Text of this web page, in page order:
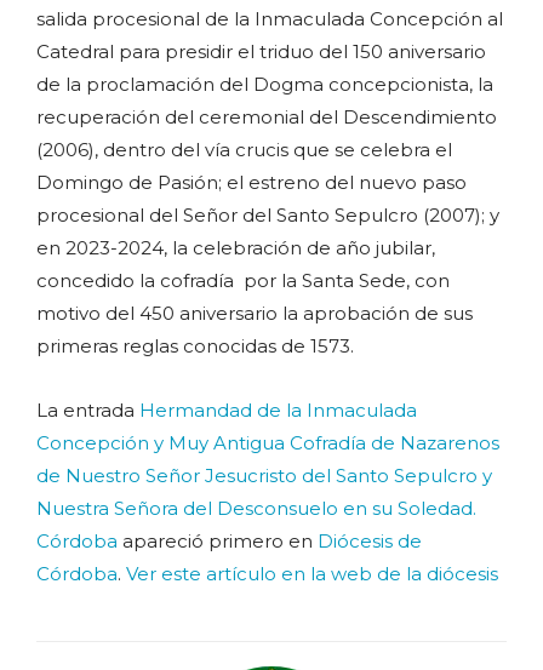
salida procesional de la Inmaculada Concepción al
Catedral para presidir el triduo del 150 aniversario
de la proclamación del Dogma concepcionista, la
recuperación del ceremonial del Descendimiento
(2006), dentro del vía crucis que se celebra el
Domingo de Pasión; el estreno del nuevo paso
procesional del Señor del Santo Sepulcro (2007); y
en 2023-2024, la celebración de año jubilar,
concedido la cofradía por la Santa Sede, con
motivo del 450 aniversario la aprobación de sus
primeras reglas conocidas de 1573.
La entrada Hermandad de la Inmaculada
Concepción y Muy Antigua Cofradía de Nazarenos
de Nuestro Señor Jesucristo del Santo Sepulcro y
Nuestra Señora del Desconsuelo en su Soledad.
Córdoba apareció primero en Diócesis de
Córdoba. Ver este artículo en la web de la diócesis